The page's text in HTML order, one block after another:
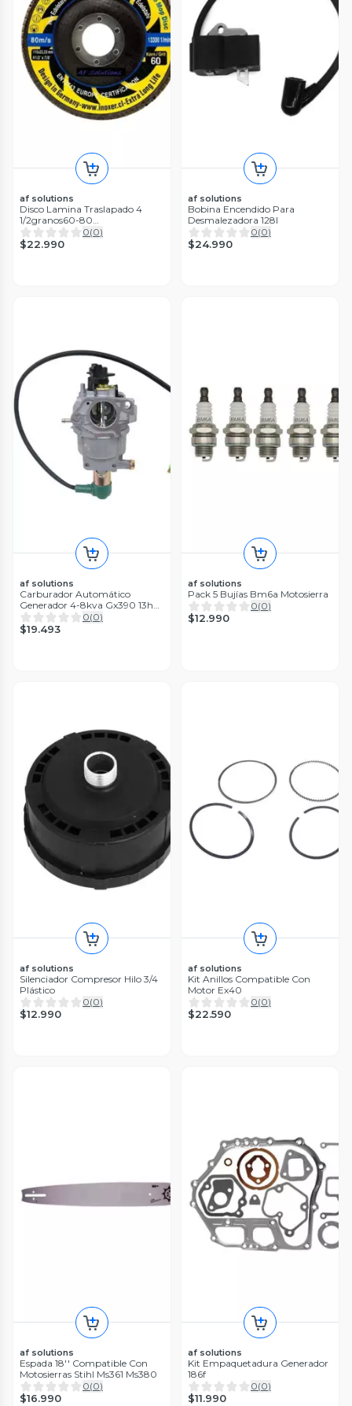
af solutions
Disco Lamina Traslapado 4
1/2granos60-80
Zirconiox10unidades
0(0)
$22.990
af solutions
Bobina Encendido Para
Desmalezadora 128l
0(0)
$24.990
af solutions
Carburador Automático
Generador 4-8kva Gx390 13hp
Gx340 188f
0(0)
$19.493
af solutions
Pack 5 Bujías Bm6a Motosierra
0(0)
$12.990
af solutions
Silenciador Compresor Hilo 3/4
Plástico
0(0)
$12.990
af solutions
Kit Anillos Compatible Con
Motor Ex40
0(0)
$22.590
af solutions
Espada 18'' Compatible Con
Motosierras Stihl Ms361 Ms380
0(0)
$16.990
af solutions
Kit Empaquetadura Generador
186f
0(0)
$11.990